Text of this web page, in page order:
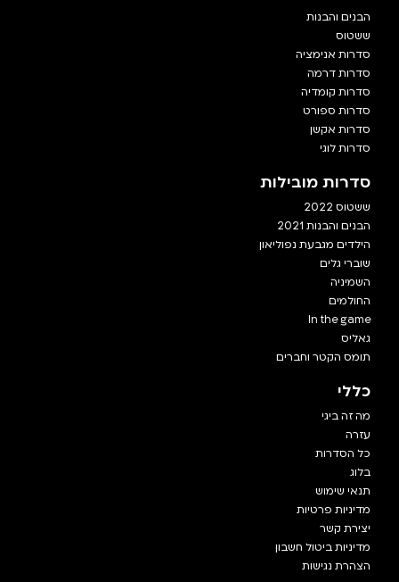
הבנים והבנות
ששטוס
סדרות אנימציה
סדרות דרמה
סדרות קומדיה
סדרות ספורט
סדרות אקשן
סדרות לוגי
סדרות מובילות
ששטוס 2022
הבנים והבנות 2021
הילדים מגבעת נפוליאון
שוברי גלים
השמיניה
החולמים
In the game
גאליס
תומס הקטר וחברים
כללי
מה זה ביגי
עזרה
כל הסדרות
בלוג
תנאי שימוש
מדיניות פרטיות
יצירת קשר
מדיניות ביטול חשבון
הצהרת נגישות